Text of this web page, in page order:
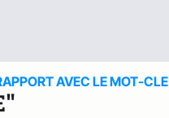
AVEC LE MOT-CLE